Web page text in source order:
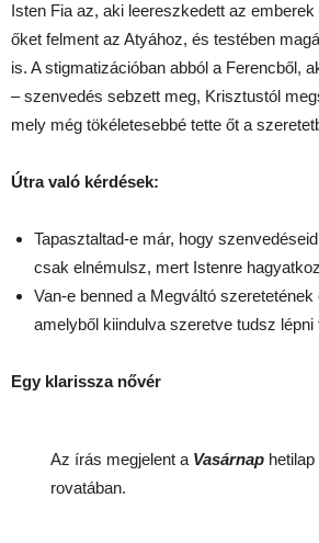
Isten Fia az, aki leereszkedett az
őket felment az Atyához, és testében
is. A stigmatizációban abból a Ferencből,
– szenvedés sebzett meg, Krisztustól
mely még tökéletesebbé tette őt a
Útra való kérdések:
Tapasztaltad-e már, hogy
csak elnémulsz, mert Istenre
Van-e benned a Megváltó szeretetének
amelyből kiindulva szeretve tudsz lépni
Egy klarissza nővér
Az írás megjelent a Vasárnaphetilap
rovatában.